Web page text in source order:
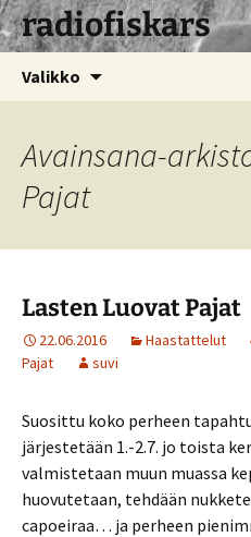
radiofiskars
Valikko
Avainsana-
Pajat
Lasten Luovat Pajat
22.06.2016 Haastattelut
Pajat
suvi
Suosittu koko perheen
järjestetään 1.-2.7. jo toista
valmistetaan muun muassa
huovutetaan, tehdään
capoeiraa… ja perheen